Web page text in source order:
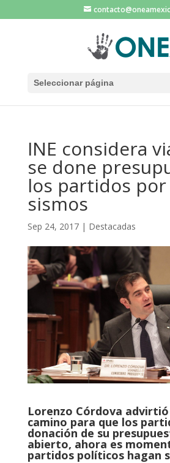
Seleccionar página
INE considera
se done
los partidos
sismos
Sep 24, 2017| Destacadas
Lorenzo Córdova
camino para que los
donación de su
abierto, ahora es
partidos políticos hagan